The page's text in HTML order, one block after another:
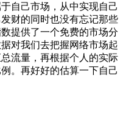
自己市场，从中实现自己
财的同时也没有忘记那些
提供了一个免费的市场分
对我们去把握网络市场起
流量，再根据个人的实际
。再好好的估算一下自己